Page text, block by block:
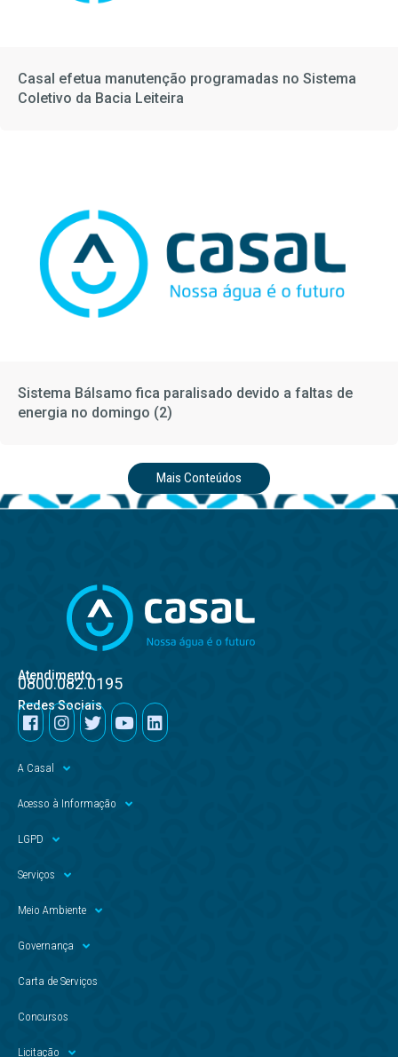
Casal efetua manutenção programadas no Sistema
Coletivo da Bacia Leiteira
Sistema Bálsamo fica paralisado devido a faltas de
energia no domingo (2)
Mais Conteúdos
Atendimento
0800.082.0195
Redes Sociais
A Casal
Acesso à Informação
LGPD
Serviços
Meio Ambiente
Governança
Carta de Serviços
Concursos
Licitação